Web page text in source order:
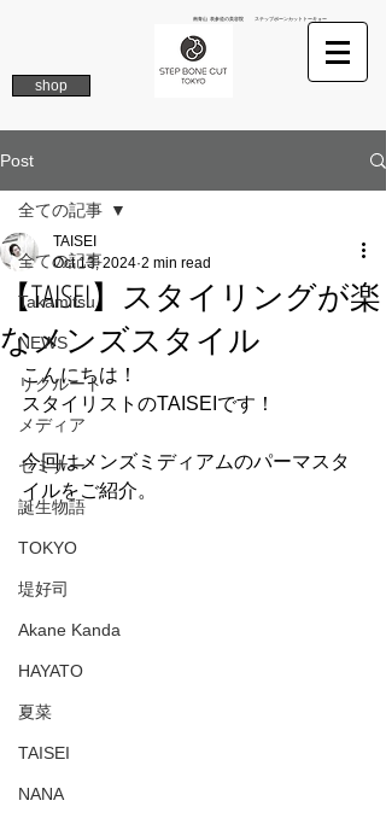
南青山 表参道の美容院 ステップボーンカットトーキョー
shop
Post
全ての記事
Takamitsu
NEWS
リクルート
メディア
セミナー
誕生物語
TOKYO
堤好司
Akane Kanda
HAYATO
夏菜
TAISEI
NANA
全ての記事
【TAISEI】スタイリングが楽
なメンズスタイル
TAISEI
Oct 13, 2024 2 min read
こんにちは！
スタイリストのTAISEIです！
今回はメンズミディアムのパーマスタ
イルをご紹介。